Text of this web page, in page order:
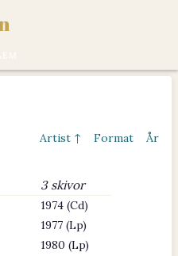
Artist ↑ Format År
3 skivor
1974 (Cd)
1977 (Lp)
1980 (Lp)